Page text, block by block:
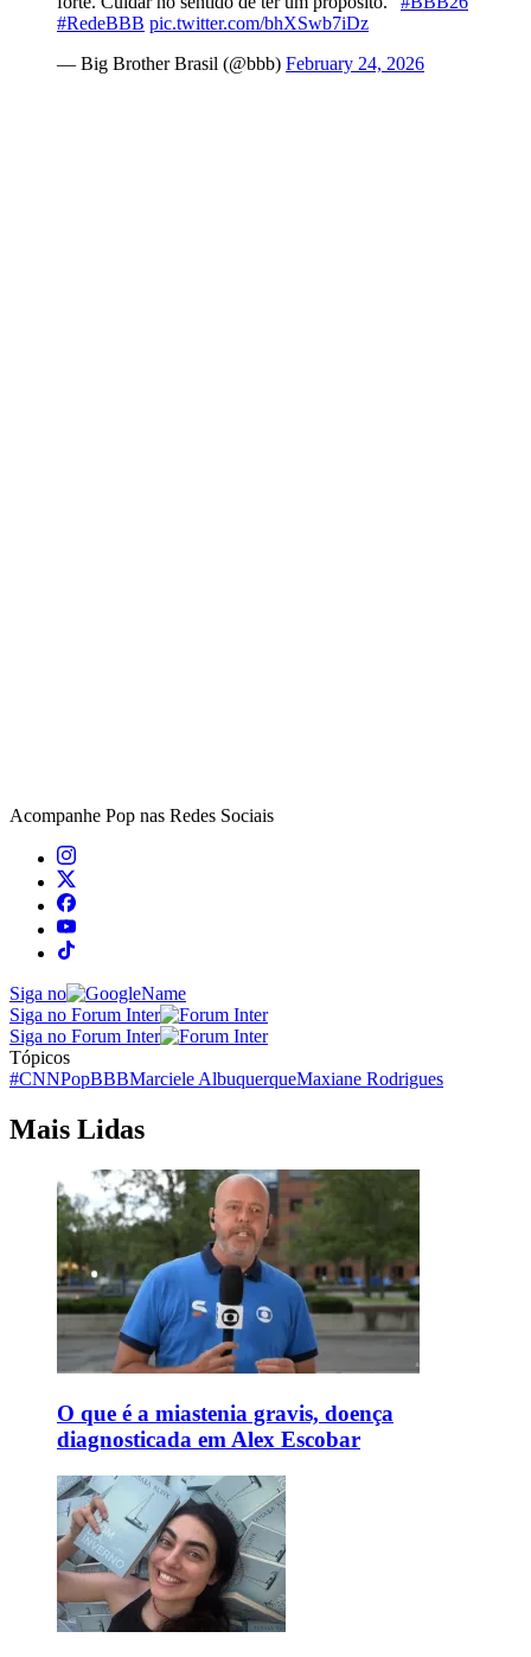
#RedeBBB pic.twitter.com/bhXSwb7iDz
— Big Brother Brasil (@bbb) February 24, 2026
Acompanhe Pop nas Redes Sociais
Siga no
Siga no Forum Inter
Siga no Forum Inter
Tópicos
#CNNPopBBBMarciele AlbuquerqueMaxiane Rodrigues
Mais Lidas
O que é a miastenia gravis, doença
diagnosticada em Alex Escobar